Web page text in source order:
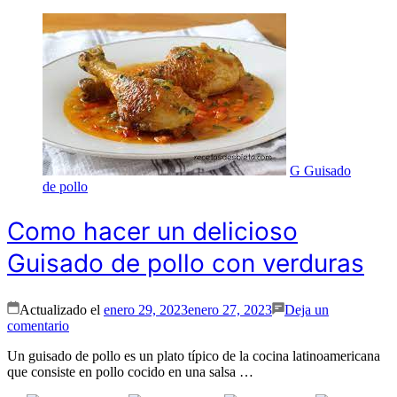
G Guisado
de pollo
Como hacer un delicioso
Guisado de pollo con verduras
Actualizado el enero 29, 2023enero 27, 2023
Deja un
comentarioen
hacer
un
Un guisado de pollo es un plato típico de la cocina latinoamericana
que consiste en pollo cocido en una salsa …